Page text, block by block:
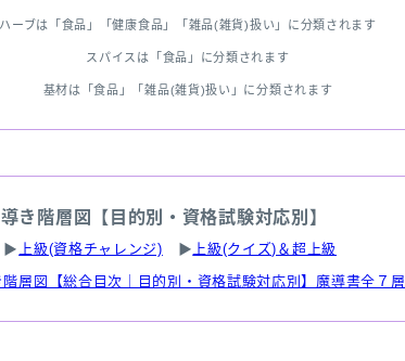
ハーブは「食品」「健康食品」「雑品(雑貨)扱い」に分類されます
スパイスは「食品」に分類されます
基材は「食品」「雑品(雑貨)扱い」に分類されます
き階層図【目的別・資格試験対応別】
上級(資格チャレンジ) ▶ 上級(クイズ)＆超上級
層図【総合目次｜目的別・資格試験対応別】魔導書全７層